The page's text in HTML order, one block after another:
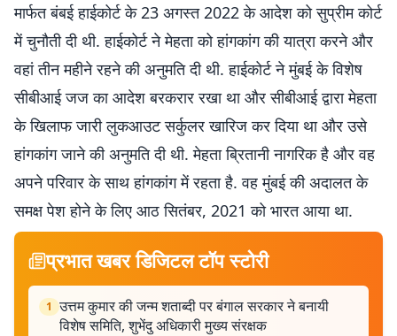
मार्फत बंबई हाईकोर्ट के 23 अगस्त 2022 के आदेश को सुप्रीम कोर्ट
में चुनौती दी थी. हाईकोर्ट ने मेहता को हांगकांग की यात्रा करने और
वहां तीन महीने रहने की अनुमति दी थी. हाईकोर्ट ने मुंबई के विशेष
सीबीआई जज का आदेश बरकरार रखा था और सीबीआई द्वारा मेहता
के खिलाफ जारी लुकआउट सर्कुलर खारिज कर दिया था और उसे
हांगकांग जाने की अनुमति दी थी. मेहता ब्रितानी नागरिक है और वह
अपने परिवार के साथ हांगकांग में रहता है. वह मुंबई की अदालत के
समक्ष पेश होने के लिए आठ सितंबर, 2021 को भारत आया था.
प्रभात खबर डिजिटल टॉप स्टोरी
1 उत्तम कुमार की जन्म शताब्दी पर बंगाल सरकार ने बनायी
विशेष समिति, शुभेंदु अधिकारी मुख्य संरक्षक